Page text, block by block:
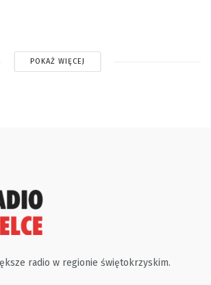
POKAŻ WIĘCEJ
radio w regionie świętokrzyskim.